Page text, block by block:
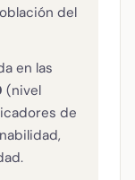
del
en las
(nivel
de